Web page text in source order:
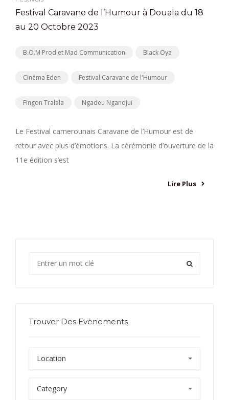
Festival Caravane de l’Humour à Douala du 18
au 20 Octobre 2023
B.O.M Prod et Mad Communication Black Oya
Cinéma Eden Festival Caravane de l'Humour
Fingon Tralala Ngadeu Ngandjui
Le Festival camerounais Caravane de l’Humour est de
retour avec plus d’émotions. La cérémonie d’ouverture de la
11e édition s’est
Lire Plus
Trouver Des Evènements